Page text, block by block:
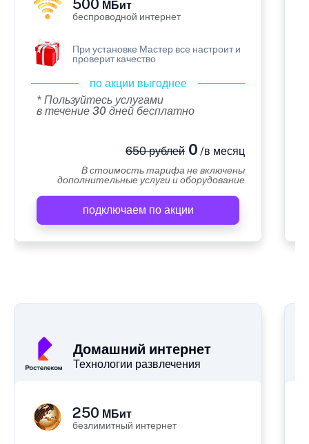
500 МБит
беспроводной интернет
При установке Мастер все настроит и
проверит качество
по акции выгоднее
* Пользуйтесь услугами
в течение 30 дней бесплатно
650 рублей0 /в месяц
В стоимость тарифа не включены
дополнительные услуги и оборудование
подключаем по акции
Домашний интернет
Технологии развлечения
250 МБит
безлимитный интернет